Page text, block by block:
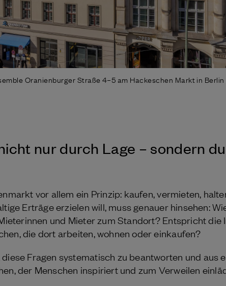
Oranienburger Straße 4–5 am Hackeschen Markt in
nur durch Lage – sondern
vor allem ein Prinzip: kaufen, vermieten,
Erträge erzielen will, muss genauer hinsehen:
und Mieter zum Standort? Entspricht die
die dort arbeiten, wohnen oder einkaufen?
Fragen systematisch zu beantworten und aus
der Menschen inspiriert und zum Verweilen